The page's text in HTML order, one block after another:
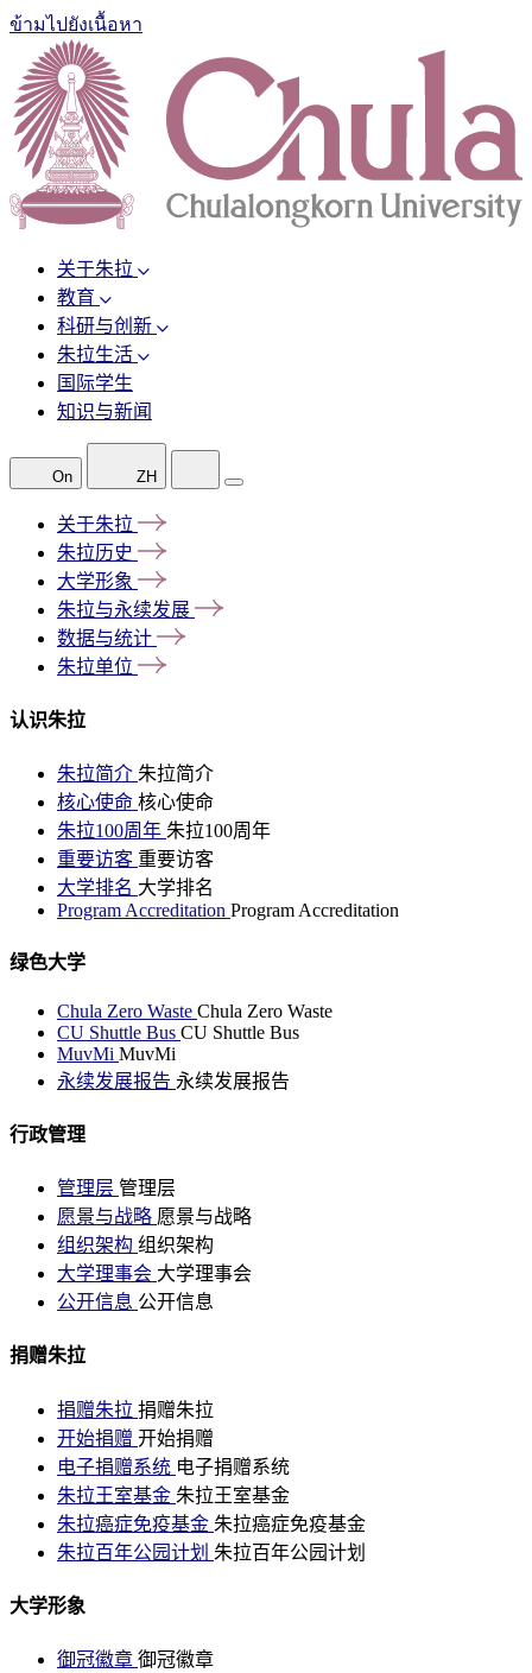
ข้ามไปยังเนื้อหา
关于朱拉
教育
科研与创新
朱拉生活
国际学生
知识与新闻
On ZH
关于朱拉
朱拉历史
大学形象
朱拉与永续发展
数据与统计
朱拉单位
认识朱拉
朱拉简介 朱拉简介
核心使命 核心使命
朱拉100周年 朱拉100周年
重要访客 重要访客
大学排名 大学排名
Program Accreditation Program Accreditation
绿色大学
Chula Zero Waste Chula Zero Waste
CU Shuttle Bus CU Shuttle Bus
MuvMi MuvMi
永续发展报告 永续发展报告
行政管理
管理层 管理层
愿景与战略 愿景与战略
组织架构 组织架构
大学理事会 大学理事会
公开信息 公开信息
捐赠朱拉
捐赠朱拉 捐赠朱拉
开始捐赠 开始捐赠
电子捐赠系统 电子捐赠系统
朱拉王室基金 朱拉王室基金
朱拉癌症免疫基金 朱拉癌症免疫基金
朱拉百年公园计划 朱拉百年公园计划
大学形象
御冠徽章 御冠徽章